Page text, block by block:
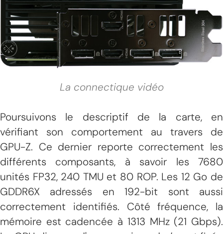
La connectique vidéo
Poursuivons le descriptif de la carte, en
vérifiant son comportement au travers de
GPU-Z. Ce dernier reporte correctement les
différents composants, à savoir les 7680
unités FP32, 240 TMU et 80 ROP. Les 12 Go de
GDDR6X adressés en 192-bit sont aussi
correctement identifiés. Côté fréquence, la
mémoire est cadencée à 1313 MHz (21 Gbps).